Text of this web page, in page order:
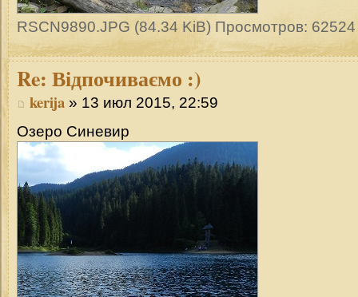
RSCN9890.JPG (84.34 KiB) Просмотров: 62524
Re: Відпочиваємо :)
kerija » 13 июл 2015, 22:59
Озеро Синевир